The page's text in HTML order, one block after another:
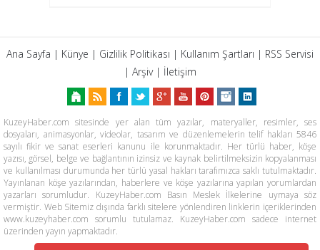
Ana Sayfa | Künye | Gizlilik Politikası | Kullanım Şartları | RSS Servisi
| Arşiv| İletişim
KuzeyHaber.com sitesinde yer alan tüm yazılar, materyaller, resimler, ses
dosyaları, animasyonlar, videolar, tasarım ve düzenlemelerin telif hakları 5846
sayılı fikir ve sanat eserleri kanunu ile korunmaktadır. Her türlü haber, köşe
yazısı, görsel, belge ve bağlantının izinsiz ve kaynak belirtilmeksizin kopyalanması
ve kullanılması durumunda her türlü yasal hakları tarafımızca saklı tutulmaktadır.
Yayınlanan köşe yazılarından, haberlere ve köşe yazılarına yapılan yorumlardan
yazarları sorumludur. KuzeyHaber.com Basın Meslek İlkelerine uymaya söz
vermiştir. Web Sitemiz dışında farklı sitelere yönlendiren linklerin içeriklerinden
www.kuzeyhaber.com sorumlu tutulamaz. KuzeyHaber.com sadece internet
üzerinden yayın yapmaktadır.